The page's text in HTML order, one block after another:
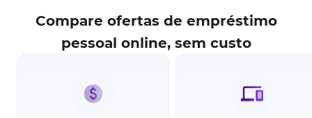
Compare ofertas de empréstimo
pessoal online, sem custo